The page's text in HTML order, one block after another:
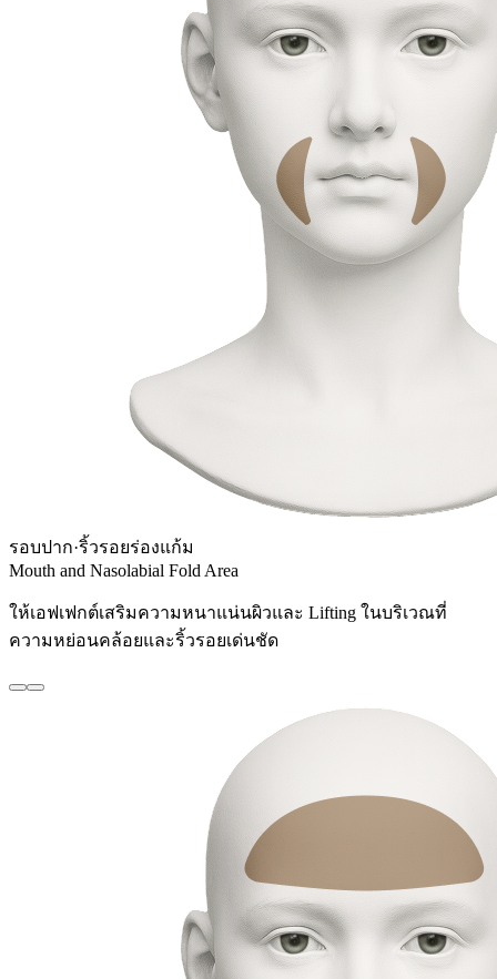
รอบปาก·ริ้วรอยร่องแก้ม
Mouth and Nasolabial Fold Area
ให้เอฟเฟกต์เสริมความหนาแน่นผิวและ Lifting ในบริเวณที่
ความหย่อนคล้อยและริ้วรอยเด่นชัด